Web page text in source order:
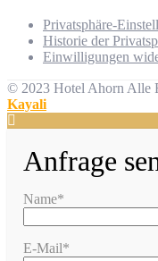
Privatsphäre-
Historie der
Einwilligungen
© 2023 Hotel Ahorn Alle
Kayali
Anfrage
Name*
E-Mail*